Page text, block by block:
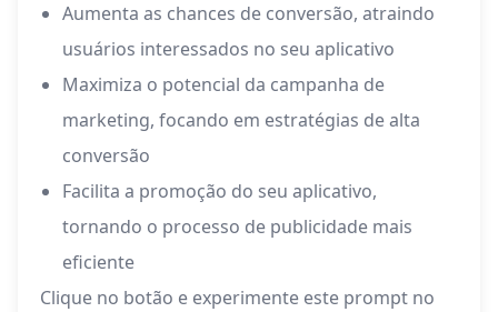
Aumenta as chances de conversão, atraindo
usuários interessados no seu aplicativo
Maximiza o potencial da campanha de
marketing, focando em estratégias de alta
conversão
Facilita a promoção do seu aplicativo,
tornando o processo de publicidade mais
eficiente
Clique no botão e experimente este prompt no